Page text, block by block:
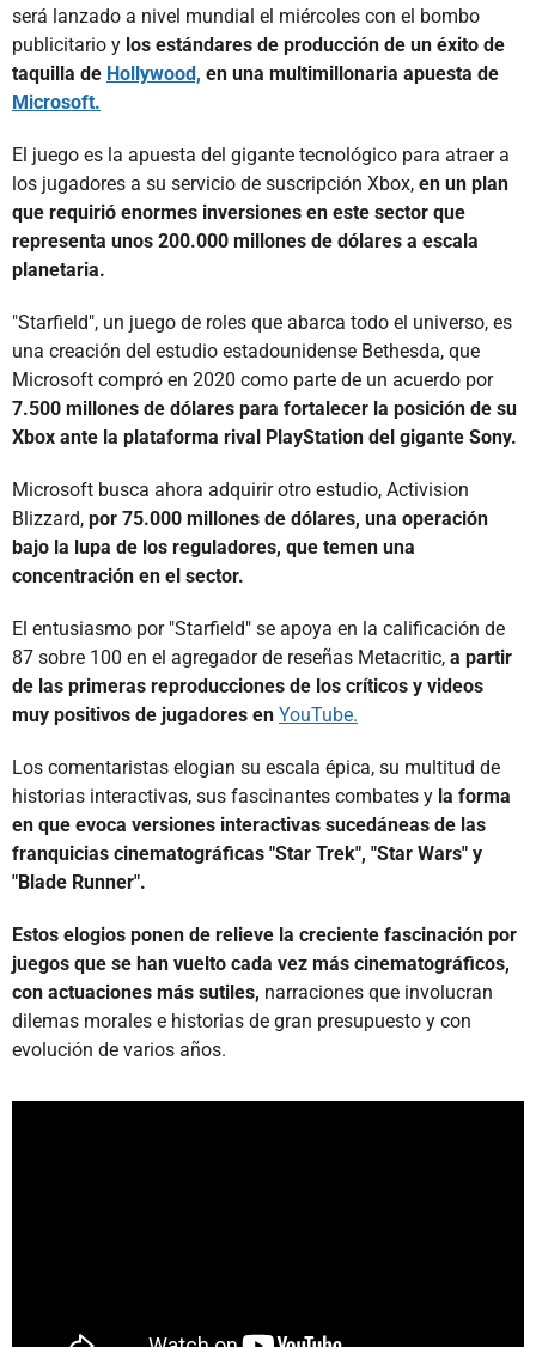
será lanzado a nivel mundial el miércoles con el bombo
publicitario y los estándares de producción de un éxito de
taquilla de Hollywood, en una multimillonaria apuesta de
Microsoft.
El juego es la apuesta del gigante tecnológico para atraer a
los jugadores a su servicio de suscripción Xbox, en un plan
que requirió enormes inversiones en este sector que
representa unos 200.000 millones de dólares a escala
planetaria.
"Starfield", un juego de roles que abarca todo el universo, es
una creación del estudio estadounidense Bethesda, que
Microsoft compró en 2020 como parte de un acuerdo por
7.500 millones de dólares para fortalecer la posición de su
Xbox ante la plataforma rival PlayStation del gigante Sony.
Microsoft busca ahora adquirir otro estudio, Activision
Blizzard, por 75.000 millones de dólares, una operación
bajo la lupa de los reguladores, que temen una
concentración en el sector.
El entusiasmo por "Starfield" se apoya en la calificación de
87 sobre 100 en el agregador de reseñas Metacritic, a partir
de las primeras reproducciones de los críticos y videos
muy positivos de jugadores en YouTube.
Los comentaristas elogian su escala épica, su multitud de
historias interactivas, sus fascinantes combates y la forma
en que evoca versiones interactivas sucedáneas de las
franquicias cinematográficas "Star Trek", "Star Wars" y
"Blade Runner".
Estos elogios ponen de relieve la creciente fascinación por
juegos que se han vuelto cada vez más cinematográficos,
con actuaciones más sutiles, narraciones que involucran
dilemas morales e historias de gran presupuesto y con
evolución de varios años.